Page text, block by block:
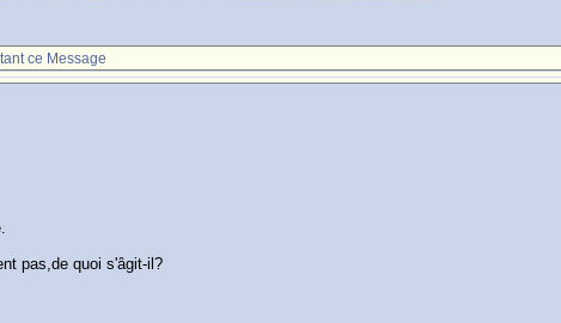
ce Message
pas,de quoi s'âgit-il?